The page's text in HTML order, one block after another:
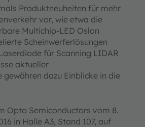
Produktneuheiten für mehr
vor, wie etwa die
Multichip-LED Oslon
Scheinwerferlösungen
für Scanning LIDAR
aktueller
gewähren dazu Einblicke in die
Opto Semiconductors vom 8.
in Halle A3, Stand 107, auf